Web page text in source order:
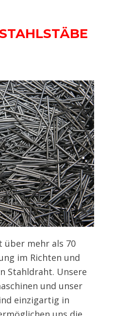
über mehr als 70
im Richten und
Stahldraht. Unsere
und unser
einzigartig in